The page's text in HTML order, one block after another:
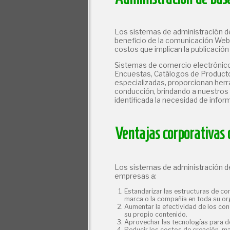
Los sistemas de administración
beneficio de la comunicación
costos que implican la publicación
Sistemas de comercio
Encuestas, Catálogos de
especializadas, proporcionan
conducción, brindando a
identificada la necesidad de
Ventajas corporativas
Los sistemas de administración
empresas a:
Estandarizar las estructuras de
marca o la compañía en toda su
Aumentar la efectividad de los
su propio contenido.
Aprovechar las tecnologías para